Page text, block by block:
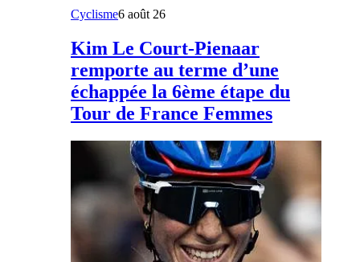
Cyclisme6 août 26
Kim Le Court-Pienaar
remporte au terme d’une
échappée la 6ème étape du
Tour de France Femmes